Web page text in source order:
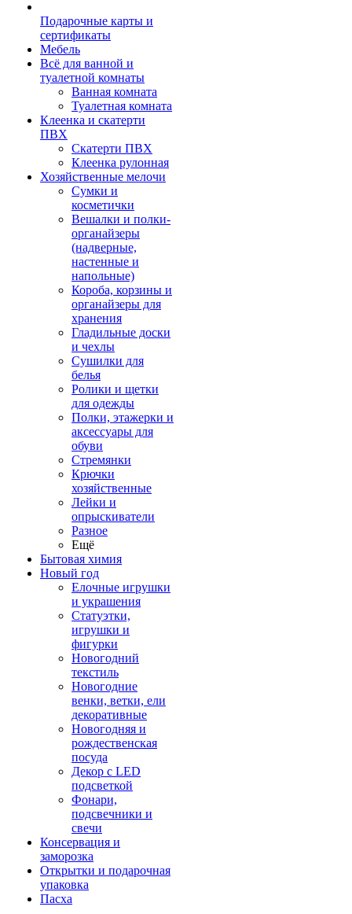
Подарочные карты и
сертификаты
Мебель
Всё для ванной и
туалетной комнаты
Ванная комната
Туалетная комната
Клеенка и скатерти
ПВХ
Скатерти ПВХ
Клеенка рулонная
Хозяйственные мелочи
Сумки и
косметички
Вешалки и полки-
органайзеры
(надверные,
настенные и
напольные)
Короба, корзины и
органайзеры для
хранения
Гладильные доски
и чехлы
Сушилки для
белья
Ролики и щетки
для одежды
Полки, этажерки и
аксессуары для
обуви
Стремянки
Крючки
хозяйственные
Лейки и
опрыскиватели
Разное
Ещё
Бытовая химия
Новый год
Елочные игрушки
и украшения
Статуэтки,
игрушки и
фигурки
Новогодний
текстиль
Новогодние
венки, ветки, ели
декоративные
Новогодняя и
рождественская
посуда
Декор с LED
подсветкой
Фонари,
подсвечники и
свечи
Консервация и
заморозка
Открытки и подарочная
упаковка
Пасха